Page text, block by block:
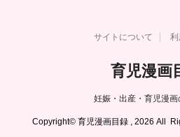
サイトについて
育児漫画
妊娠・出産・育児漫
Copyright© 育児漫画目録 , 2026 All